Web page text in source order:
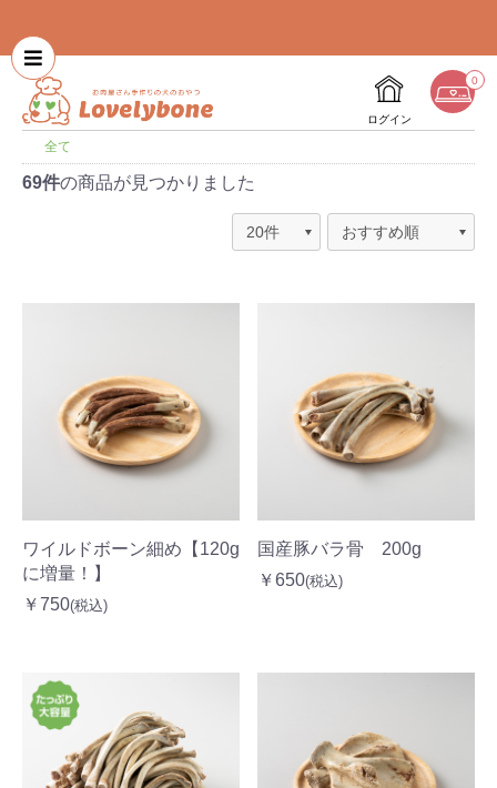
ログイン
0
全て
69件の商品が見つかりました
ワイルドボーン細め【120g
に増量！】
￥750(税込)
国産豚バラ骨 200g
￥650(税込)